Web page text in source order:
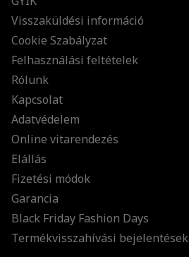
Visszaküldési információ
Cookie Szabályzat
Felhasználási feltételek
Rólunk
Kapcsolat
Adatvédelem
Online vitarendezés
Elállás
Fizetési módok
Garancia
Black Friday Fashion Days
Termékvisszahívási bejelentések